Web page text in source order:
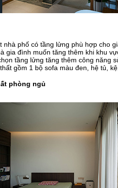
nhà phố có tầng lửng phù hợp cho
gia đình muốn tăng thêm khi khu
tầng lửng tăng thêm công năng
gồm 1 bộ sofa màu đen, hệ tủ,
phòng ngủ